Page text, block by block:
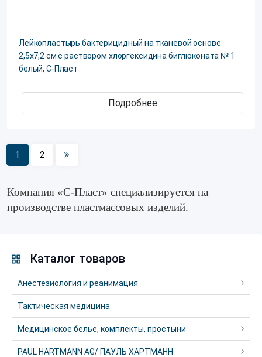
Лейкопластырь бактерицидный на тканевой основе
2,5х7,2 см с раствором хлоргексидина биглюконата № 1
белый, С-Пласт
Подробнее
1 2
Компания «С-Пласт» специализируется на
производстве пластмассовых изделий.
Каталог товаров
Анестезиология и реанимация
Тактическая медицина
Медицинское белье, комплекты, простыни
PAUL HARTMANN AG/ ПАУЛЬ ХАРТМАНН